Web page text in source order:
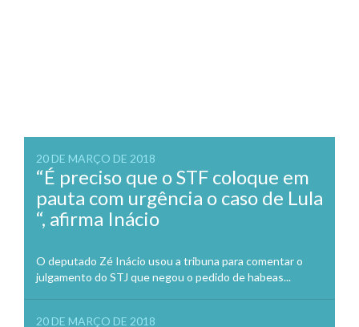
20 DE MARÇO DE 2018
“É preciso que o STF coloque em
pauta com urgência o caso de Lula
“, afirma Inácio
O deputado Zé Inácio usou a tribuna para comentar o
julgamento do STJ que negou o pedido de habeas...
20 DE MARÇO DE 2018